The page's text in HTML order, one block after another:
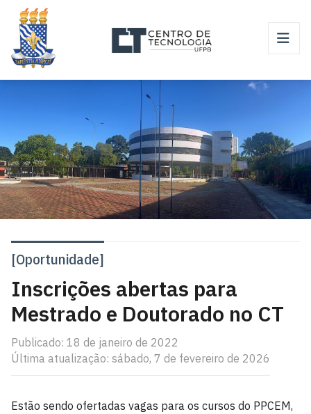
[Oportunidade]
Inscrições abertas para
Mestrado e Doutorado no CT
Publicado: 18 de janeiro de 2022
Última atualização: sábado, 7 de fevereiro de 2026
Estão sendo ofertadas vagas para os cursos do PPCEM,